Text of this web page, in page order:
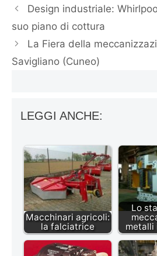
Design industriale:
suo piano di cottura
La Fiera della
Savigliano (Cuneo)
LEGGI ANCHE:
Macchinari agricoli:
la falciatrice
Lo
metalli